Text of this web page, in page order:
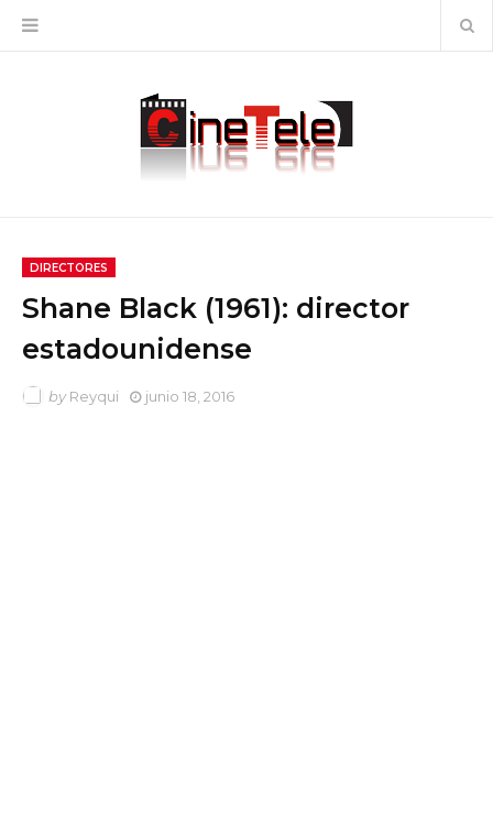
DIRECTORES
Shane Black (1961): director
estadounidense
by Reyqui junio 18, 2016